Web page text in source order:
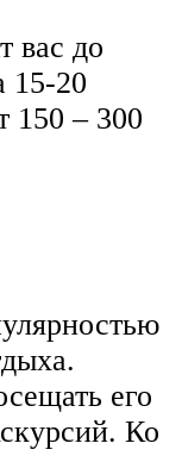
вас до
15-20
150 – 300
его
Ко